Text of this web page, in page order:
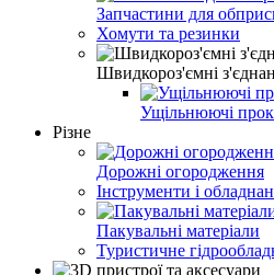
Запчастини для
Хомути та резинки
Швидкороз'ємні
Ущільнюючі
Різне
Дорожні огородження
Інструменти і
Пакувальні матеріали
Туристичне